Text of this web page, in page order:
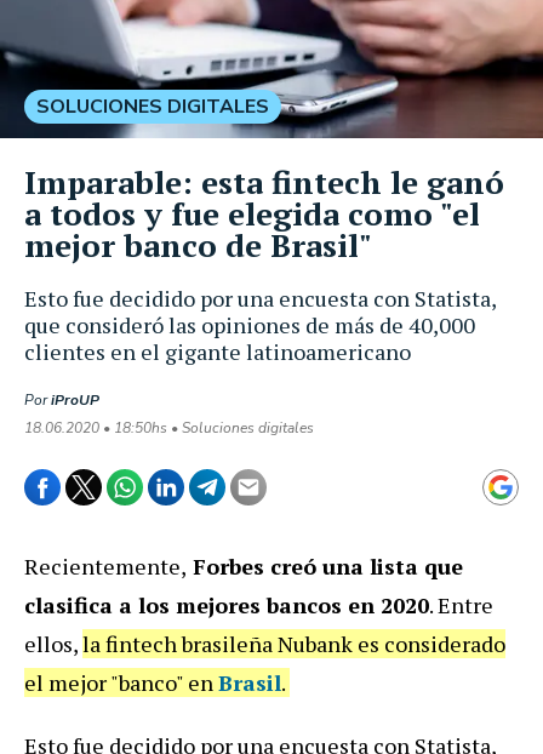
Esto fue decidido por una encuesta con Statista,
que consideró las opiniones de más de 40,000
clientes en el gigante latinoamericano
PoriProUP
18.06.2020 • 18:50hs • Soluciones digitales
SOLUCIONES DIGITALES
Imparable: esta fintech le ganó
a todos y fue elegida como "el
mejor banco de Brasil"
Recientemente, Forbes creó una lista que
clasifica a los mejores bancos en 2020. Entre
ellos,la fintech brasileña Nubank es considerado
el mejor "banco" enBrasil.
Esto fue decidido por una encuesta con Statista,